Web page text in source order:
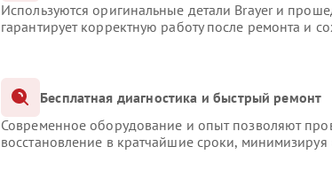
Используются оригинальные детали Brayer и
гарантирует корректную работу после ремонта и
Бесплатная диагностика и быстрый ремонт
Современное оборудование и опыт позволяют
восстановление в кратчайшие сроки, минимизируя